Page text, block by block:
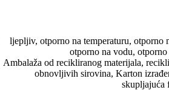
ljepljiv, otporno na temperaturu, otporno
otporno na vodu,
Ambalaža od recikliranog materijala,
obnovljivih sirovina, Karton
skupljajuća